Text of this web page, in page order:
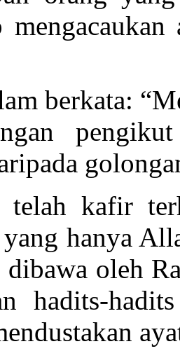
berkata:
kafir
hanya
dibawa oleh
hadits-